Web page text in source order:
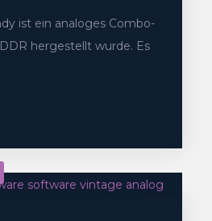
ist ein analoges Combo-
hergestellt wurde. Es